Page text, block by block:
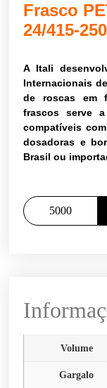
Frasco
24/415-
A Itali
Internacionais
de roscas em
frascos serve
compatíveis
dosadoras e
Brasil ou
Volume
Gargalo